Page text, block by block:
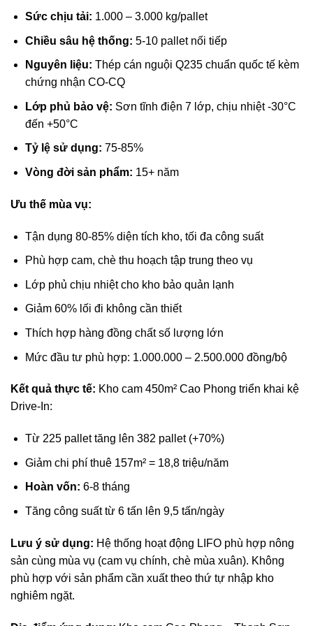
Sức chịu tải: 1.000 – 3.000 kg/pallet
Chiều sâu hệ thống: 5-10 pallet nối tiếp
Nguyên liệu: Thép cán nguội Q235 chuẩn quốc tế kèm
chứng nhận CO-CQ
Lớp phủ bảo vệ: Sơn tĩnh điện 7 lớp, chịu nhiệt -30°C
đến +50°C
Tỷ lệ sử dụng: 75-85%
Vòng đời sản phẩm: 15+ năm
Ưu thế mùa vụ:
Tận dụng 80-85% diện tích kho, tối đa công suất
Phù hợp cam, chè thu hoạch tập trung theo vụ
Lớp phủ chịu nhiệt cho kho bảo quản lạnh
Giảm 60% lối đi không cần thiết
Thích hợp hàng đồng chất số lượng lớn
Mức đầu tư phù hợp: 1.000.000 – 2.500.000 đồng/bộ
Kết quả thực tế: Kho cam 450m² Cao Phong triển khai kệ
Drive-In:
Từ 225 pallet tăng lên 382 pallet (+70%)
Giảm chi phí thuê 157m² = 18,8 triệu/năm
Hoàn vốn: 6-8 tháng
Tăng công suất từ 6 tấn lên 9,5 tấn/ngày
Lưu ý sử dụng: Hệ thống hoạt động LIFO phù hợp nông
sản cùng mùa vụ (cam vụ chính, chè mùa xuân). Không
phù hợp với sản phẩm cần xuất theo thứ tự nhập kho
nghiêm ngặt.